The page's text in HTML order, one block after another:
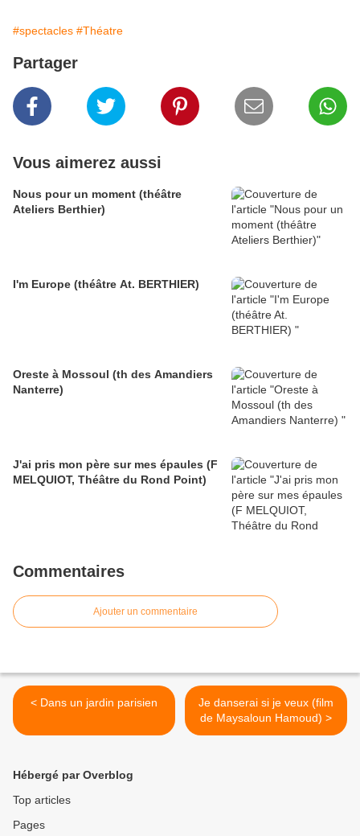
#spectacles #Théatre
Partager
Vous aimerez aussi
Nous pour un moment (théâtre
Ateliers Berthier)
I'm Europe (théâtre At. BERTHIER)
Oreste à Mossoul (th des Amandiers
Nanterre)
J'ai pris mon père sur mes épaules (F
MELQUIOT, Théâtre du Rond Point)
Commentaires
Ajouter un commentaire
< Dans un jardin parisien
Je danserai si je veux (film
de Maysaloun Hamoud) >
Hébergé par Overblog
Top articles
Pages